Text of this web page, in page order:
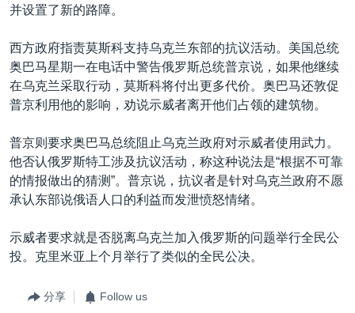
并设置了新的路障。
西方政府指责莫斯科支持乌克兰东部的抗议活动。美国总统
奥巴马星期一在电话中警告俄罗斯总统普京说，如果他继续
在乌克兰采取行动，莫斯科将付出更多代价。奥巴马还敦促
普京利用他的影响，劝说示威者离开他们占领的建筑物。
普京则要求奥巴马总统阻止乌克兰政府对示威者使用武力。
他否认俄罗斯特工涉及抗议活动，称这种说法是“根据不可靠
的情报做出的猜测”。普京说，抗议者是针对乌克兰政府不愿
承认东部说俄语人口的利益而发泄愤怒情绪。
示威者要求就是否脱离乌克兰加入俄罗斯的问题举行全民公
投。克里米亚上个月举行了类似的全民公决。
分享 Follow us